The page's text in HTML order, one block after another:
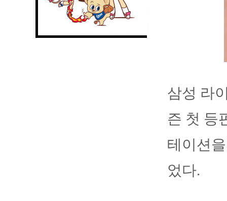
삼성 라
즌 첫 등
테이션
었다.